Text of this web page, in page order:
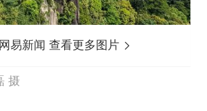
易新闻 查看更多图片
摄